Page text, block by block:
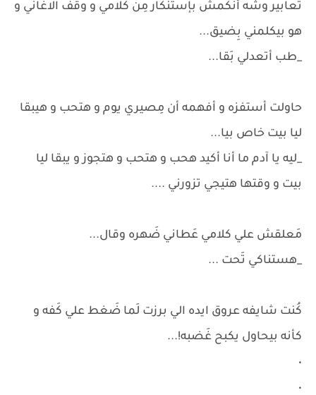
تعابير وشه أنكمش بإستنكار مِن كلامي و وقف الاغاني و
هو بيكلمني بِضيق...
_طب أتعدلي بَقا...
حاولت أستفزه و أفهمه أن مِصيري يوم و هتحب و هيبقا
ليا بيت خاص بيا...
_ليه يا آدم ما أنا أكيد هحب و هتحب و هتجوز و يبقا ليا
بيت و وقتها هتيجي تزورني ....
مَعلقش علي كلامي عَطاني ضَهره وقال...
_هستناكي تَحت ...
كُنت شايفه عروق ايده الي برزت لَما ضَغط علي كَفه و
كأنه بيحاول يكبح غَضبه!...
٠
٠